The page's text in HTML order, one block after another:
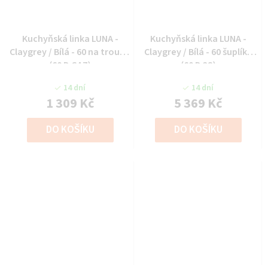
Kuchyňská linka LUNA -
Claygrey / Bílá - 60 na troubu
(60 D GAZ)
14 dní
1 309 Kč
DO KOŠÍKU
Kuchyňská linka LUNA -
Claygrey / Bílá - 60 šuplíky
(60 D 3S)
14 dní
5 369 Kč
DO KOŠÍKU